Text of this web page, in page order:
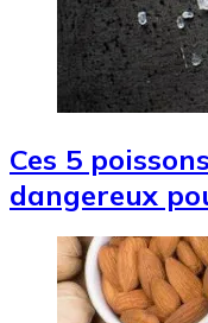
Ces 5
dangereux
Image